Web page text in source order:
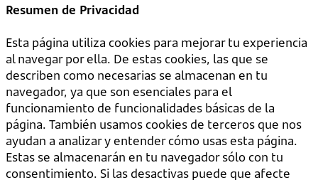
Resumen de Privacidad
Esta página utiliza cookies para mejorar tu experiencia
al navegar por ella. De estas cookies, las que se
describen como necesarias se almacenan en tu
navegador, ya que son esenciales para el
funcionamiento de funcionalidades básicas de la
página. También usamos cookies de terceros que nos
ayudan a analizar y entender cómo usas esta página.
Estas se almacenarán en tu navegador sólo con tu
consentimiento. Si las desactivas puede que afecte